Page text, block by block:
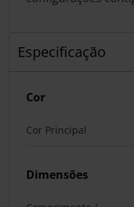
Especificação
Cor
Cor Principal
Dimensões